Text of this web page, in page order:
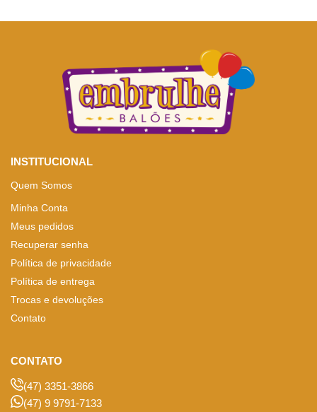
INSTITUCIONAL
Quem Somos
Minha Conta
Meus pedidos
Recuperar senha
Política de privacidade
Política de entrega
Trocas e devoluções
Contato
CONTATO
(47) 3351-3866
(47) 9 9791-7133